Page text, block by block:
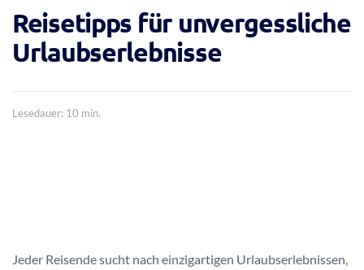
Reisetipps für unvergessliche
Urlaubserlebnisse
Lesedauer: 10 min.
Jeder Reisende sucht nach einzigartigen Urlaubserlebnissen,